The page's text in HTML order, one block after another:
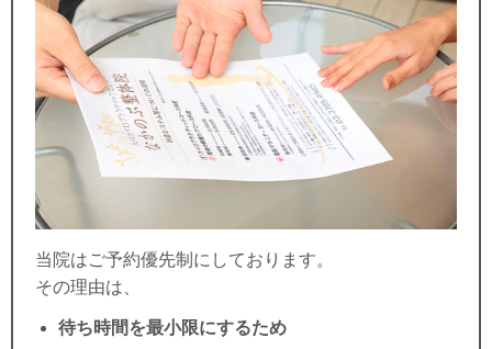
当院はご予約優先制にしております。
その理由は、
待ち時間を最小限にするため